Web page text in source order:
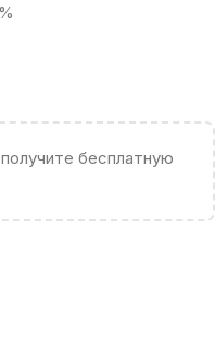
бесплатную